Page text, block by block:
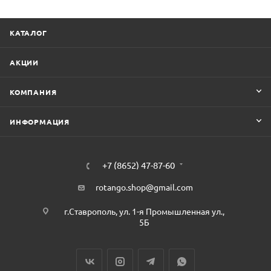
КАТАЛОГ
АКЦИИ
КОМПАНИЯ
ИНФОРМАЦИЯ
+7 (8652) 47-87-60
rotango.shop@gmail.com
г.Ставрополь, ул. 1-я Промышленная ул.,
5Б